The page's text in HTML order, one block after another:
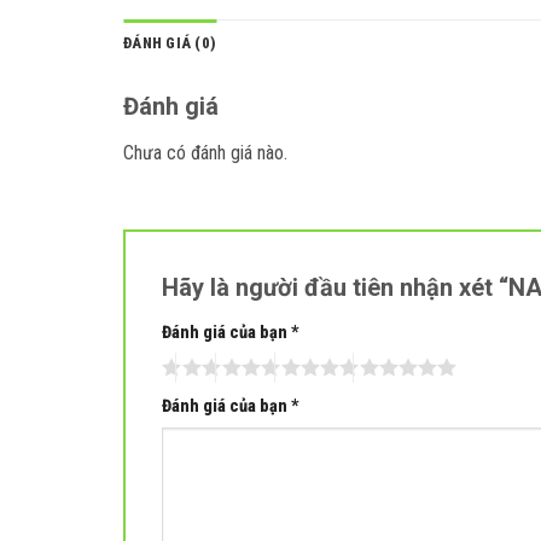
ĐÁNH GIÁ (0)
Đánh giá
Chưa có đánh giá nào.
Hãy là người đầu tiên nhận xét
Đánh giá của bạn *
Đánh giá của bạn *